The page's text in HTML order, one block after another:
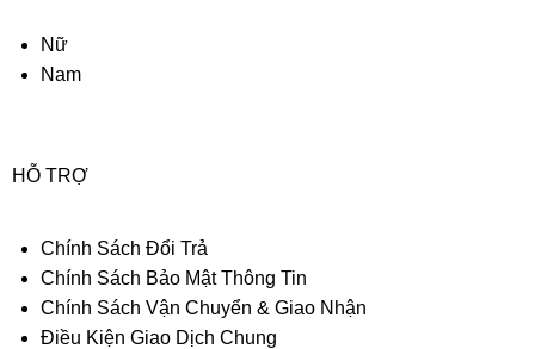
Nữ
Nam
HỖ TRỢ
Chính Sách Đổi Trả
Chính Sách Bảo Mật Thông Tin
Chính Sách Vận Chuyển & Giao Nhận
Điều Kiện Giao Dịch Chung